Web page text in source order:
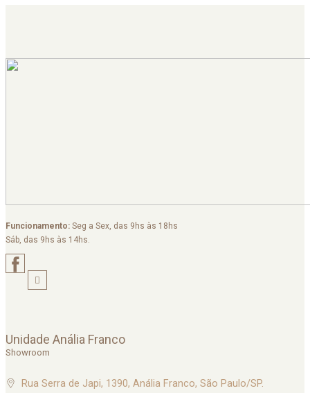
Funcionamento: Seg a Sex, das 9hs às 18hs
Sáb, das 9hs às 14hs.
Unidade Anália Franco
Showroom
Rua Serra de Japi, 1390, Anália Franco, São Paulo/SP.